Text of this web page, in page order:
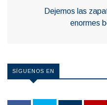
Dejemos las
enormes
SÍGUENOS EN